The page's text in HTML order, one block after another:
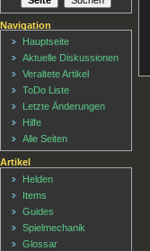
Navigation
Hauptseite
Aktuelle Diskussionen
Veraltete Artikel
ToDo Liste
Letzte Änderungen
Hilfe
Alle Seiten
Artikel
Helden
Items
Guides
Spielmechanik
Glossar